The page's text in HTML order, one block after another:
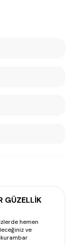
GÜZELLİK
hemen
ve